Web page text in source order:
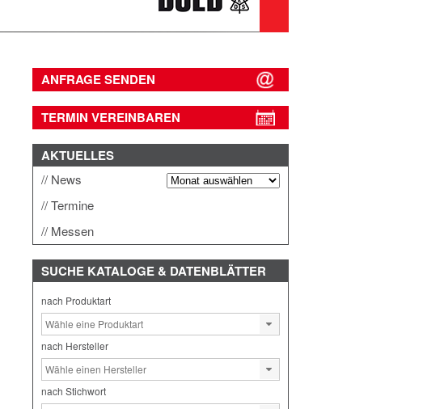
ANFRAGE SENDEN
TERMIN VEREINBAREN
AKTUELLES
News
Termine
Messen
SUCHE KATALOGE & DATENBLÄTTER
nach Produktart
nach Hersteller
nach Stichwort